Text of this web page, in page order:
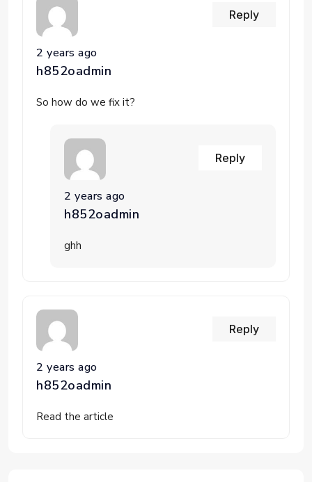
2 years ago
h852oadmin
Reply
So how do we fix it?
2 years ago
h852oadmin
Reply
ghh
2 years ago
h852oadmin
Reply
Read the article